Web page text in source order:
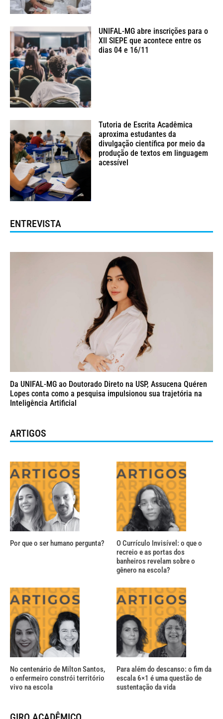
UNIFAL-MG abre inscrições para o
XII SIEPE que acontece entre os
dias 04 e 16/11
Tutoria de Escrita Acadêmica
aproxima estudantes da
divulgação científica por meio da
produção de textos em linguagem
acessível
ENTREVISTA
Da UNIFAL-MG ao Doutorado Direto na USP, Assucena Quéren
Lopes conta como a pesquisa impulsionou sua trajetória na
Inteligência Artificial
ARTIGOS
Por que o ser humano pergunta?
O Currículo Invisível: o que o
recreio e as portas dos
banheiros revelam sobre o
gênero na escola?
No centenário de Milton Santos,
o enfermeiro constrói território
vivo na escola
Para além do descanso: o fim da
escala 6×1 é uma questão de
sustentação da vida